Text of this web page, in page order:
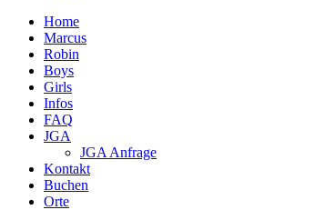
Home
Marcus
Robin
Boys
Girls
Infos
FAQ
JGA
JGA Anfrage
Kontakt
Buchen
Orte